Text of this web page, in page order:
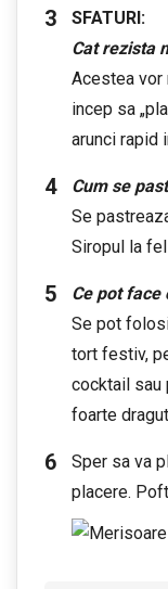
SFATURI:
Cat rezista
Acestea vor
incep sa
arunci rapid
Cum se
Se
Siropul la
Ce pot face
Se pot
tort festiv,
cocktail sau
foarte
Sper sa va
placere.